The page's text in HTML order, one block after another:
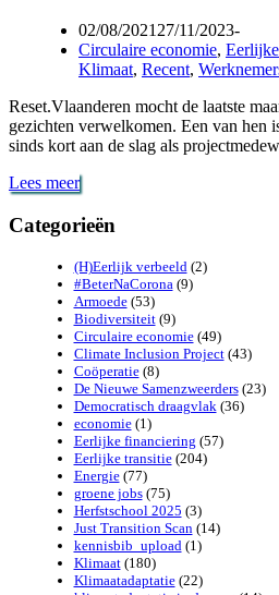
kar
trekken
voor
groene
industriële
revolutie
02/08/2021 27/11/2023
Circulaire economie,
Klimaat, Recent,
Reset.Vlaanderen mocht de laatste
gezichten verwelkomen. Een van hen
sinds kort aan de slag als
Lees meerWerknemers
als
hefboom
een
circulaire
economie
Categorieën
(H)Eerlijk verbeeld (2)
#BeterNaCorona (9)
Armoede(53)
Biodiversiteit(9)
Circulaire economie(49)
Climate Inclusion Project(43)
Coöperatie(8)
De Nieuwe Samenzweerders(23)
Democratisch draagvlak (36)
economie(1)
Eerlijke financiering (57)
Eerlijke transitie(204)
Energie(77)
groene jobs(75)
Herfstschool 2025 (3)
Just Transition Scan (14)
kennisbib_upload (1)
Klimaat(180)
Klimaatadaptatie(22)